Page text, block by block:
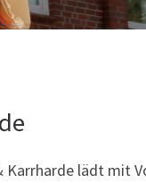
lädt mit